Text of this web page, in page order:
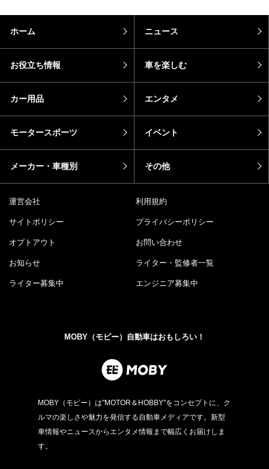
ホーム ニュース
お役立ち情報 車を楽しむ
カー用品 エンタメ
モータースポーツ イベント
メーカー・車種別 その他
運営会社 利用規約
サイトポリシー プライバシーポリシー
オプトアウト お問い合わせ
お知らせ ライター・監修者一覧
ライター募集中 エンジニア募集中
MOBY（モビー）自動車はおもしろい！
MOBY（モビー）は"MOTOR＆HOBBY"をコンセプトに、ク
ルマの楽しさや魅力を発信する自動車メディアです。新型
車情報やニュースからエンタメ情報まで幅広くお届けしま
す。